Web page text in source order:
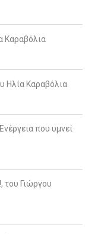
Καραβόλια
Ηλία Καραβόλια
που υμνεί
του Γιώργου